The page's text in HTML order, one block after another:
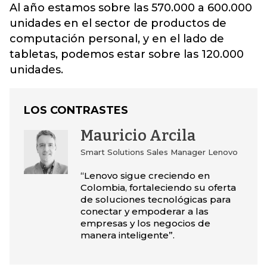
Al año estamos sobre las 570.000 a 600.000
unidades en el sector de productos de
computación personal, y en el lado de
tabletas, podemos estar sobre las 120.000
unidades.
LOS CONTRASTES
Mauricio Arcila
Smart Solutions Sales Manager Lenovo
“Lenovo sigue creciendo en
Colombia, fortaleciendo su oferta
de soluciones tecnológicas para
conectar y empoderar a las
empresas y los negocios de
manera inteligente”.